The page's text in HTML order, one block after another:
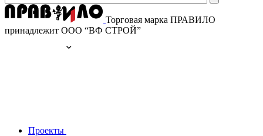
Торговая марка ПРАВИЛО
принадлежит ООО “ВФ СТРОЙ”
Проекты